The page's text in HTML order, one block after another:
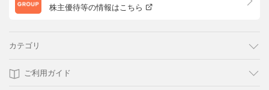
株主優待等の情報はこちら
カテゴリ
ご利用ガイド